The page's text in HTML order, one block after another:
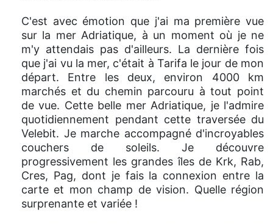
C'est avec émotion que j'ai ma première vue
sur la mer Adriatique, à un moment où je ne
m'y attendais pas d'ailleurs. La dernière fois
que j'ai vu la mer, c'était à Tarifa le jour de mon
départ. Entre les deux, environ 4000 km
marchés et du chemin parcouru à tout point
de vue. Cette belle mer Adriatique, je l'admire
quotidiennement pendant cette traversée du
Velebit. Je marche accompagné d'incroyables
couchers de soleils. Je découvre
progressivement les grandes îles de Krk, Rab,
Cres, Pag, dont je fais la connexion entre la
carte et mon champ de vision. Quelle région
surprenante et variée !